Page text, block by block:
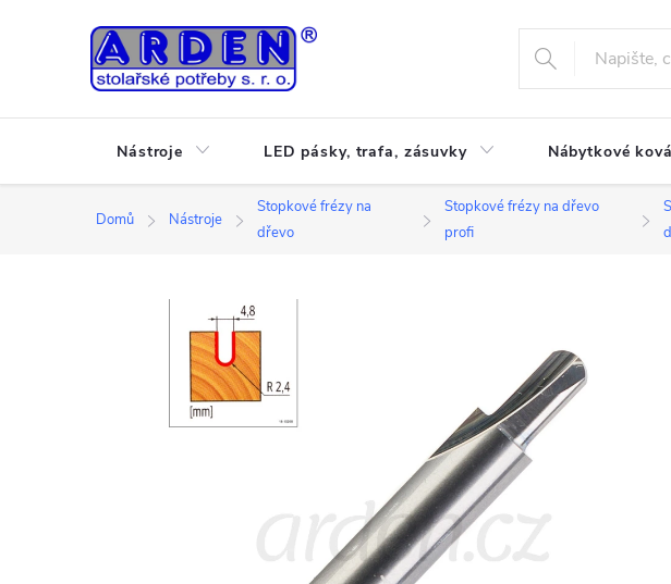
Nástroje LED pásky, trafa, zásuvky Nábytkové
Domů Nástroje
Stopkové frézy na
dřevo
Stopkové frézy na dřevo
profi